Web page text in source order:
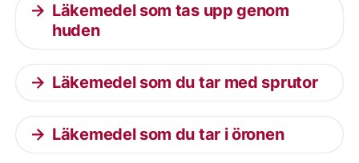
Läkemedel som tas upp genom
huden
Läkemedel som du tar med sprutor
Läkemedel som du tar i öronen